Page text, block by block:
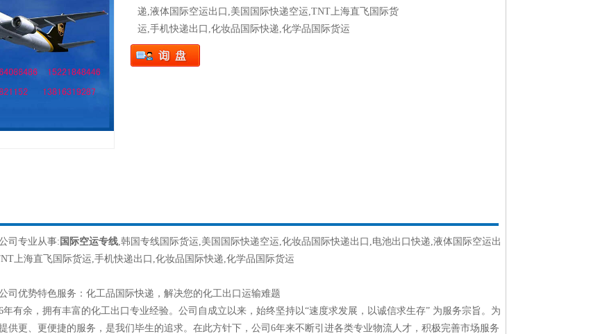
递,液体国际空运出口,美国国际快递空运,TNT上海直飞国际货
运,手机快递出口,化妆品国际快递,化学品国际货运
司专业从事: 国际空运专线,韩国专线国际货运,美国国际快递空运,化妆品国际快递出口,电池出口快递,液体国际空运出
上海直飞国际货运,手机快递出口,化妆品国际快递,化学品国际货运
司优势特色服务：化工品国际快递，解决您的化工出口运输难题
有余，拥有丰富的化工出口专业经验。公司自成立以来，始终坚持以“速度求发展，以诚信求生存” 为服务宗旨。为
供更、更便捷的服务，是我们毕生的追求。在此方针下，公司6年来不断引进各类专业物流人才，积极完善市场服务